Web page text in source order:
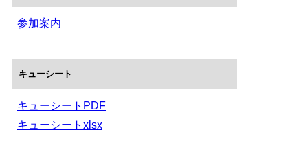
参加案内
キューシート
キューシートPDF
キューシートxlsx